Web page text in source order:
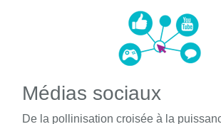
Médias sociaux
De la pollinisation croisée à la